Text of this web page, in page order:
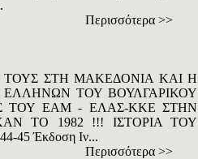
Περισσότερα >>
ΣΤΗ ΜΑΚΕΔΟΝΙΑ ΚΑΙ Η
ΕΛΛΗΝΩΝ ΤΟΥ ΒΟΥΛΓΑΡΙΚΟΥ
ΤΟΥ ΕΑΜ - ΕΛΑΣ-ΚΚΕ ΣΤΗΝ
ΤΟ 1982 !!! ΙΣΤΟΡΙΑ ΤΟΥ
Έκδοση Ιν...
Περισσότερα >>